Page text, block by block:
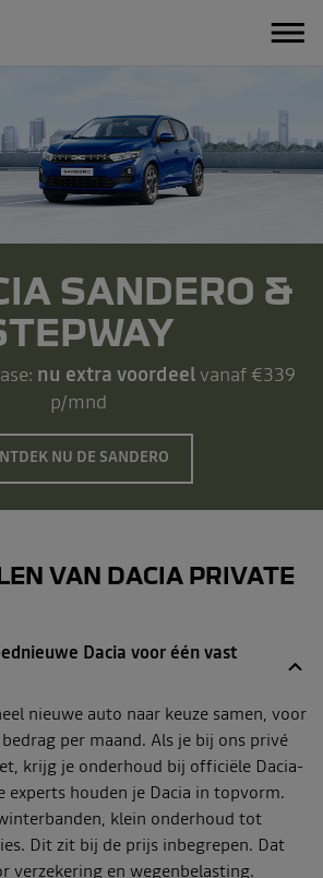
SANDERO &
nu extra voordeelvanaf €339
p/mnd
NU DE SANDERO
VAN DACIA PRIVATE
Dacia voor één vast
nieuwe auto naar keuze samen, voor
per maand. Als je bij ons privé
krijg je onderhoud bij officiële Dacia-
experts houden je Dacia in topvorm.
klein onderhoud tot
Dit zit bij de prijs inbegrepen. Dat
verzekering en wegenbelasting.